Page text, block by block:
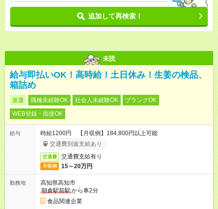
追加して再検索！
未読
給与即払いOK！高時給！土日休み！生姜の検品、
箱詰め
派遣 職種未経験OK 社会人未経験OK
ブランクOK
WEB登録・面接OK
給与
時給1200円 【月収例】184,800円以上可能
交通費別途支給あり
交通費 交通費支給有り
月収例 15～20万円
勤務地
高知県高知市
朝倉駅前駅から車2分
食品関連企業